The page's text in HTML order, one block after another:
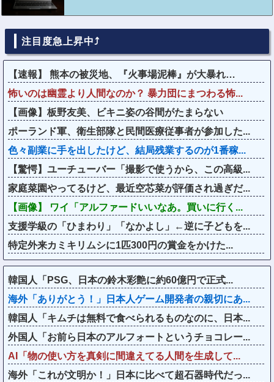
注目度急上昇中⤴
【速報】 熊本の被災地、『火事場泥棒』が大暴れ…
怖いのは幽霊より人間なのか？ 暴力団にまつわる怖...
【画像】板野友美、ビキニ姿の谷間がたまらない
ポーランド軍、衛生部隊と民間医療従事者が参加した...
色々副業に手を出したけど、結局残業するのが1番稼...
【驚愕】ユーチューバー「撮影で使うから、この高級...
家庭菜園やってるけど、最近空芯菜が評価され過ぎだ...
【画像】 ワイ「アルファードいいなあ。買いに行く...
支援学級の「ひまわり」「なかよし」←逆に子どもを...
特定外来カミキリムシに1匹300円の賞金をかけた...
韓国人「PSG、日本の鈴木彩艶に約60億円で正式...
海外「ありがとう！」日本人ゲーム開発者の親切にあ...
韓国人「キムチは無料で食べられるものなのに、日本...
外国人「お前ら日本のアルフォートというチョコレー...
AI「物の使い方を真剣に間違えてる人間を生成して...
海外「これが文明か！」日本に比べて超石器時代だっ...